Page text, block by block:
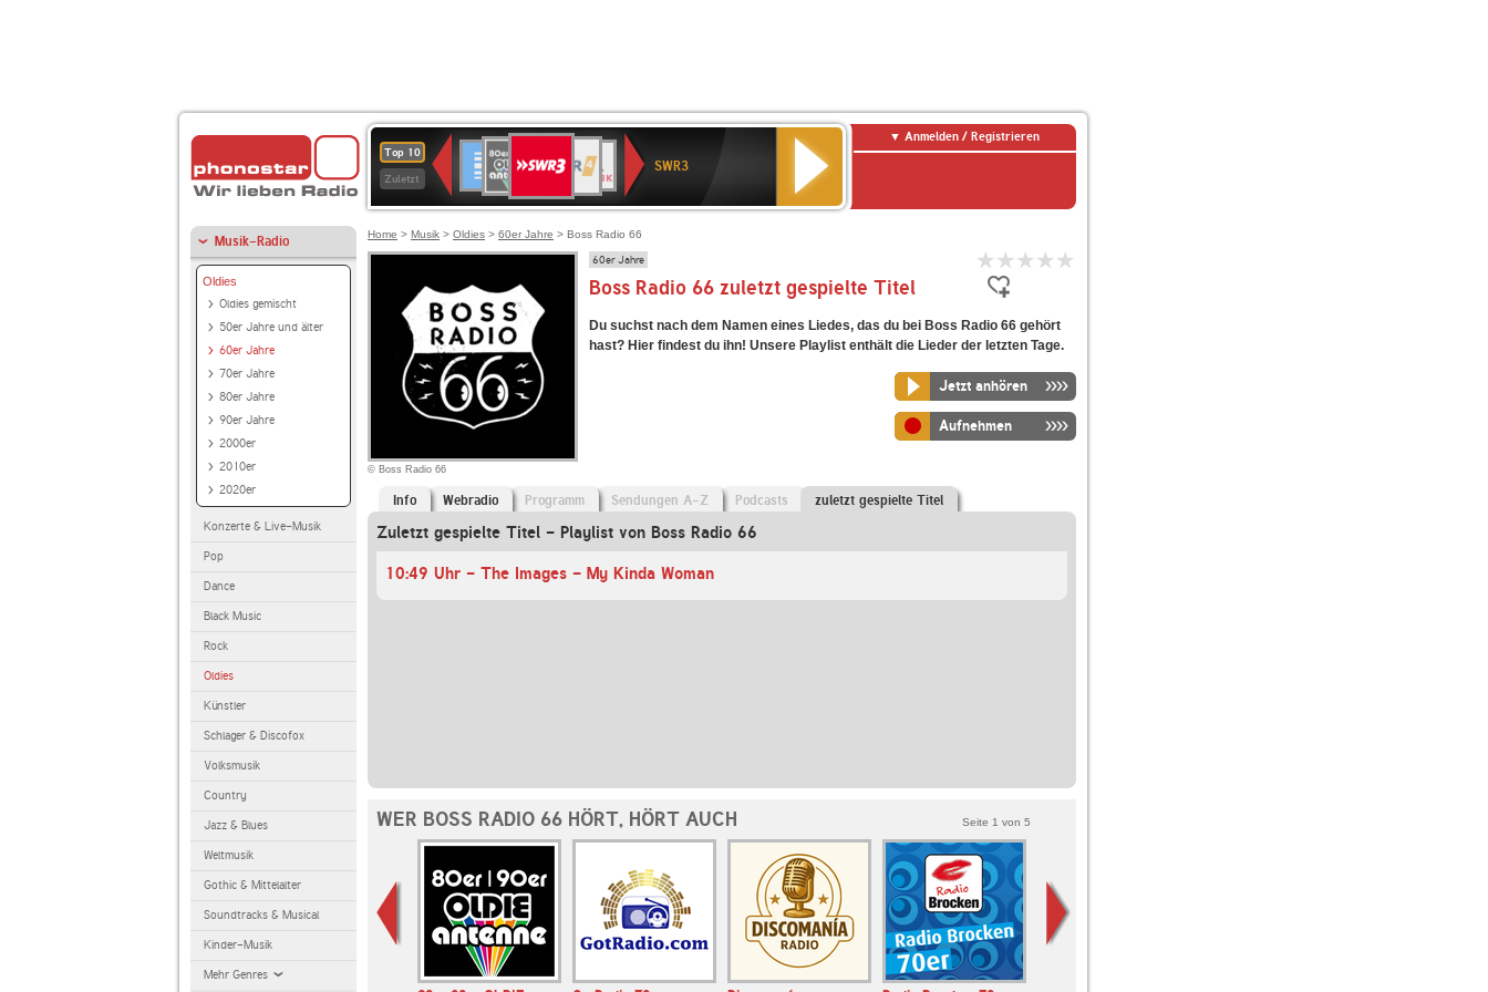
Top 10
Zuletzt
Deutschlandfunk
80er
90er
OLDIE
ANTENNE
4
KLASSIK
SWR
Kultur
NDR
2
SWR3
Anmelden / Registrieren
Musik-Radio
Oldies
Oldies gemischt
50er Jahre und älter
60er Jahre
70er Jahre
80er Jahre
90er Jahre
2000er
2010er
2020er
Konzerte & Live-Musik
Pop
Dance
Black Music
Rock
Oldies
Künstler
Schlager & Discofox
Volksmusik
Country
Jazz & Blues
Weltmusik
Gothic & Mittelalter
Soundtracks & Musical
Kinder-Musik
Mehr Genres
Home > Musik > Oldies > 60er Jahre > Boss Radio 66
© Boss Radio 66
60er Jahre
Boss Radio 66 zuletzt gespielte Titel
Du suchst nach dem Namen eines Liedes, das du bei Boss Radio 66 gehört
hast? Hier findest du ihn! Unsere Playlist enthält die Lieder der letzten Tage.
Jetzt anhören
Aufnehmen
Info Webradio Programm Sendungen A-Z Podcasts zuletzt gespielte Titel
Zuletzt gespielte Titel - Playlist von Boss Radio 66
10:49 Uhr - The Images - My Kinda Woman
WER BOSS RADIO 66 HÖRT, HÖRT AUCH Seite 1 von 5